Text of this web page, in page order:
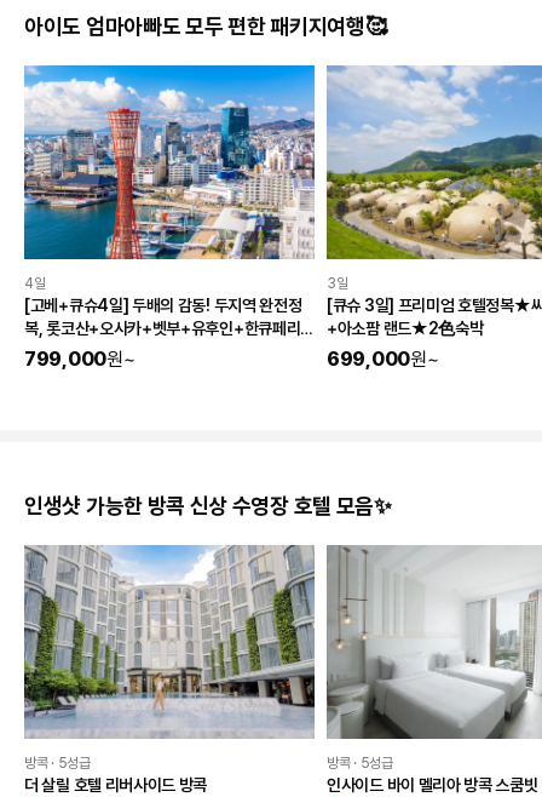
아이도 엄마아빠도 모두 편한 패키지여행🥰
4일
[고베+큐슈4일] 두배의 감동! 두지역 완전정
복, 롯코산+오사카+벳부+유후인+한큐페리 1
박+매일온천♨
799,000원~
3일
[큐슈 3일] 프리미엄 호텔정복★
+아소팜 랜드★2色숙박
699,000원~
인생샷 가능한 방콕 신상 수영장 호텔 모음✨
방콕 · 5성급
더 살릴 호텔 리버사이드 방콕
방콕 · 5성급
인사이드 바이 멜리아 방콕 스쿰빗